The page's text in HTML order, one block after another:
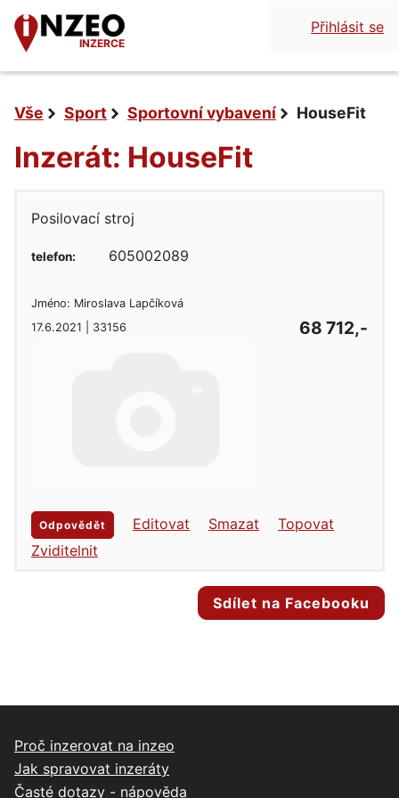
INZERCE
Přihlásit se
Vše Sport Sportovní vybavení HouseFit
Inzerát: HouseFit
Posilovací stroj
Jméno: Miroslava Lapčíková
17.6.2021 | 33156
68 712,-
telefon: 605002089
Odpovědět Editovat Smazat
Topovat
Zviditelnit
Sdílet na Facebooku
Proč inzerovat na inzeo
Jak spravovat inzeráty
Časté dotazy - nápověda